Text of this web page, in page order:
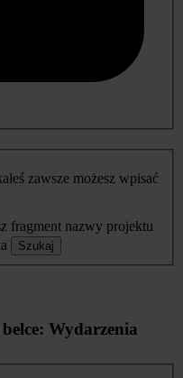
zawsze możesz wpisać
fragment nazwy projektu
Szukaj
Wydarzenia